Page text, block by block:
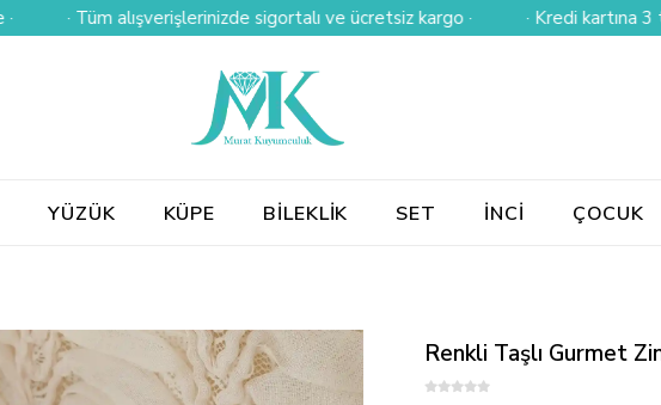
· Tüm alışverişlerinizde sigortalı ve ücretsiz kargo · · Kredi kartına 3 taksit ·
YÜZÜK KÜPE BİLEKLİK SET İNCİ ÇOCUK
Renkli Taşlı Gurmet